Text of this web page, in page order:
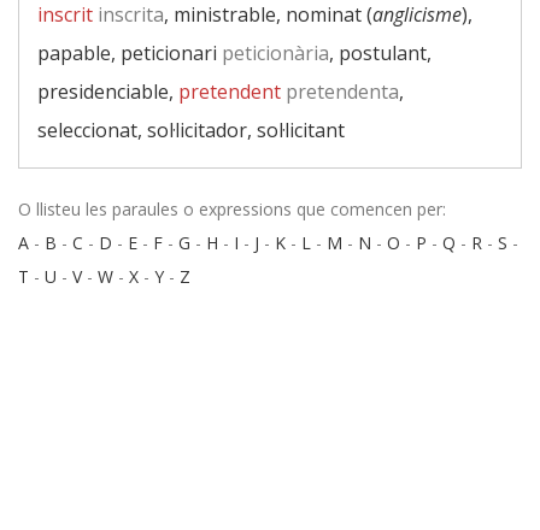
inscrit inscrita, ministrable, nominat (anglicisme),
papable, peticionari peticionària, postulant,
presidenciable, pretendent pretendenta,
seleccionat, sol·licitador, sol·licitant
O llisteu les paraules o expressions que comencen per:
A - B - C - D - E - F - G - H - I - J - K - L - M - N - O - P - Q - R - S -
T - U - V- W - X - Y - Z